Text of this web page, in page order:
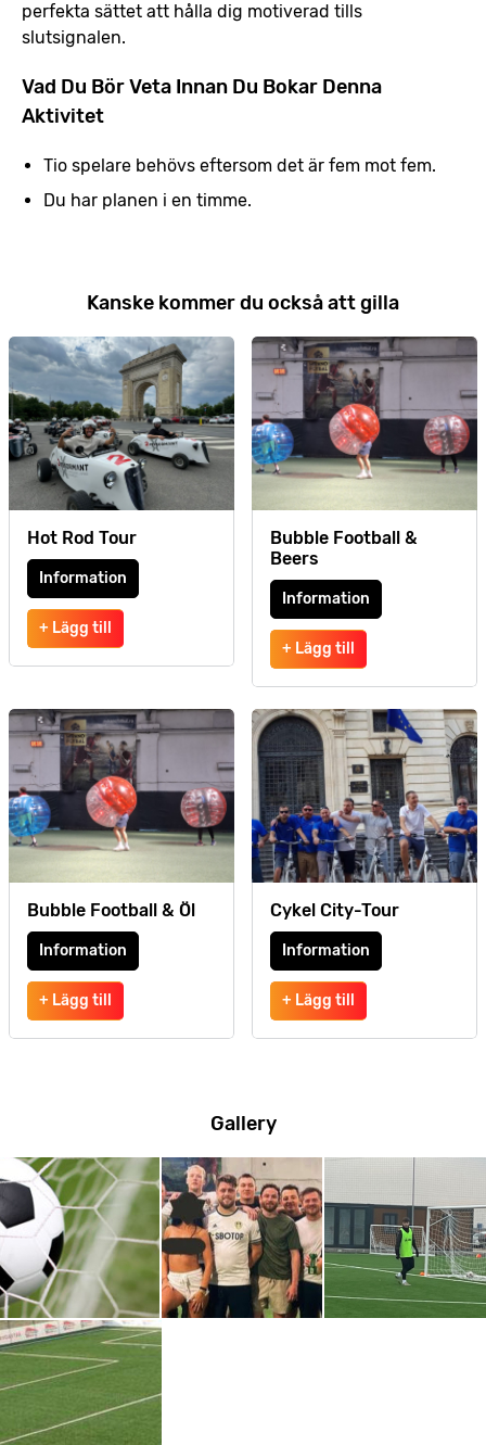
perfekta sättet att hålla dig motiverad tills
slutsignalen.
Vad Du Bör Veta Innan Du Bokar Denna
Aktivitet
Tio spelare behövs eftersom det är fem mot fem.
Du har planen i en timme.
Kanske kommer du också att gilla
Hot Rod Tour
Information
+ Lägg till
Bubble Football &
Beers
Information
+ Lägg till
Bubble Football & Öl
Information
+ Lägg till
Cykel City-Tour
Information
+ Lägg till
Gallery